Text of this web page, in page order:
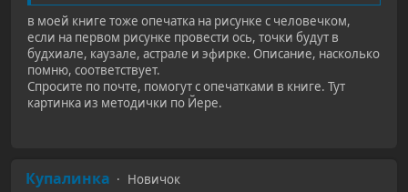
в моей книге тоже опечатка на рисунке с человечком,
если на первом рисунке провести ось, точки будут в
будхиале, каузале, астрале и эфирке. Описание, насколько
помню, соответствует.
Спросите по почте, помогут с опечатками в книге. Тут
картинка из методички по Йере.
Купалинка
Новичок